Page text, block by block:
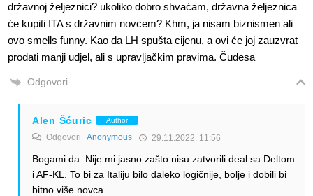
državnoj željeznici? ukoliko dobro shvaćam, državna željeznica
će kupiti ITA s državnim novcem? Khm, ja nisam biznismen ali
ovo smells funny. Kao da LH spušta cijenu, a ovi će joj zauzvrat
prodati manji udjel, ali s upravljačkim pravima. Čudesa
Odgovori
Alen Šćuric Author
Odgovori Anonymous 29.11.2022. 11:56
Bogami da. Nije mi jasno zašto nisu zatvorili deal sa Deltom
i AF-KL. To bi za Italiju bilo daleko logičnije, bolje i dobili bi
bitno više novca.